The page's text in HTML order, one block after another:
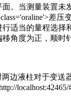
当测量装置未
差压
适当的量程选择
度为正，顺时
液柱对于变送器